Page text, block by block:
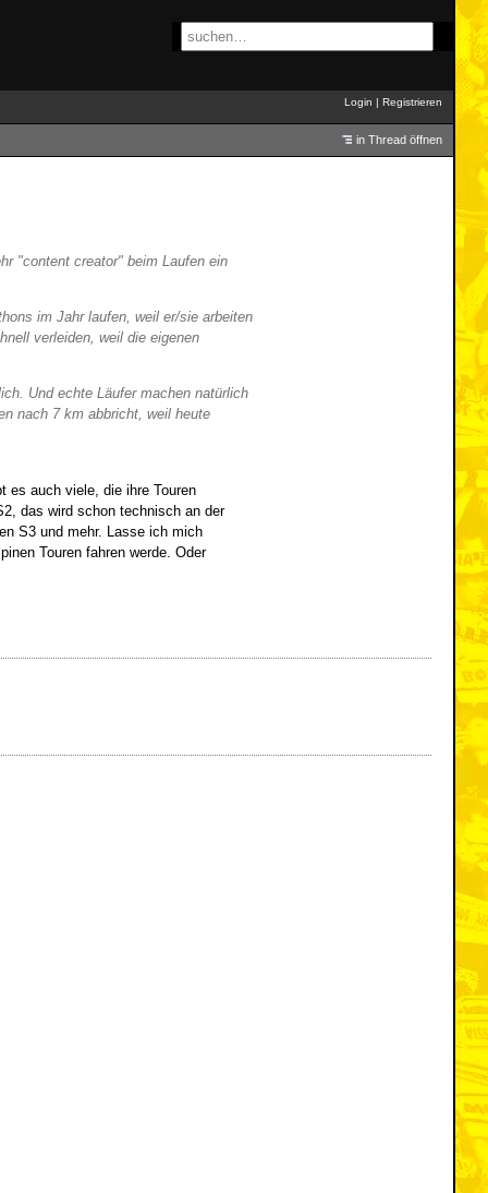
Login | Registrieren
in Thread öffnen
"content creator" beim Laufen ein
im Jahr laufen, weil er/sie arbeiten
verleiden, weil die eigenen
Und echte Läufer machen natürlich
nach 7 km abbricht, weil heute
es auch viele, die ihre Touren
das wird schon technisch an der
S3 und mehr. Lasse ich mich
Touren fahren werde. Oder